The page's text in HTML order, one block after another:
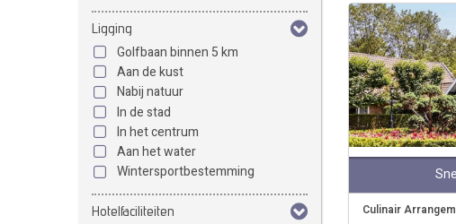
Ligging
Golfbaan binnen 5 km
Aan de kust
Nabij natuur
In de stad
In het centrum
Aan het water
Wintersportbestemming
Hotelfaciliteiten Culinair